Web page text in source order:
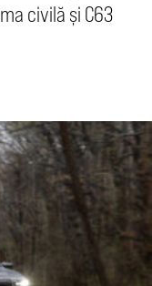
civilă și C63